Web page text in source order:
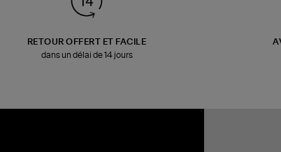
RETOUR OFFERT ET FACILE
dans un délai de 14 jours